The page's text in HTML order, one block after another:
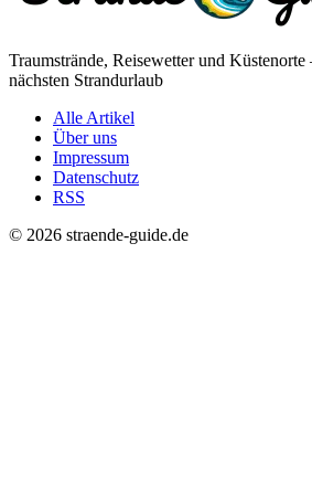
Traumstrände, Reisewetter und
nächsten Strandurlaub
Alle Artikel
Über uns
Impressum
Datenschutz
RSS
© 2026 straende-guide.de